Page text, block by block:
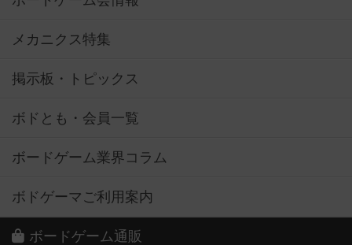
メカニクス特集
掲示板・トピックス
ボドとも・会員一覧
ボードゲーム業界コラム
ボドゲーマご利用案内
ボードゲーム通販